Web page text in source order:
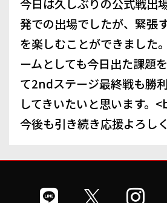
今日は久しぶりの公式戦出
発での出場でしたが、緊張
を楽しむことができました
ームとしても今日出た課題
て2ndステージ最終戦も勝
してきいたいと思います。
今後も引き続き応援よろし